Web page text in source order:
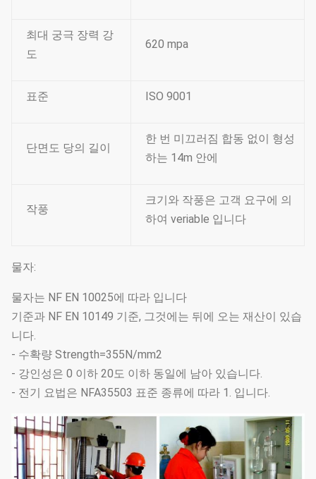
최대 궁극 장력 강
도
620 mpa
표준 ISO 9001
단면도 당의 길이
한 번 미끄러짐 합동 없이 형성
하는 14m 안에
작풍
크기와 작풍은 고객 요구에 의
하여 veriable 입니다
물자:
물자는 NF EN 10025에 따라 입니다
기준과 NF EN 10149 기준, 그것에는 뒤에 오는 재산이 있습
니다.
- 수확량 Strength=355N/mm2
- 강인성은 0 이하 20도 이하 동일에 남아 있습니다.
- 전기 요법은 NFA35503 표준 종류에 따라 1. 입니다.